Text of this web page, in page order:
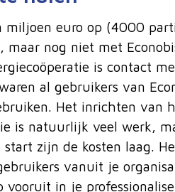
miljoen euro op (4000
maar nog niet met
is contact
al gebruikers van
Het inrichten van
is natuurlijk veel werk,
zijn de kosten laag.
vanuit je
vooruit in je